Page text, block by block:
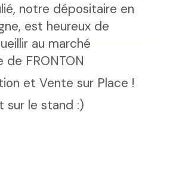
notre dépositaire en
est heureux de
au marché
de FRONTON
et Vente sur Place !
sur le stand :)